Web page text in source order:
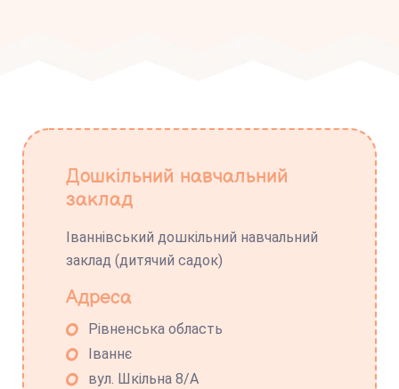
Дошкільний навчальний
заклад
Іваннівський дошкільний навчальний
заклад (дитячий садок)
Адреса
Рівненська область
Іваннє
вул. Шкільна 8/А